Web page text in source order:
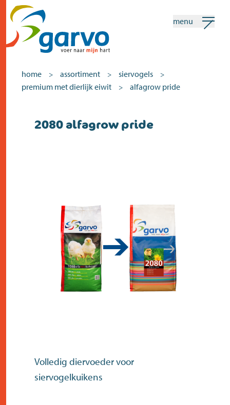
home
nieuws
contact
menu
home > assortiment > siervogels >
premium met dierlijk eiwit > alfagrow pride
2080 alfagrow pride
Volledig diervoeder voor
siervogelkuikens